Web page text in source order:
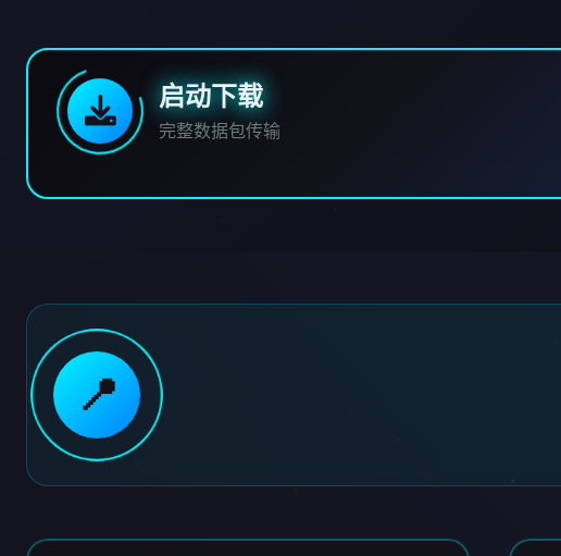
启动下载
完整数据包传输
📍